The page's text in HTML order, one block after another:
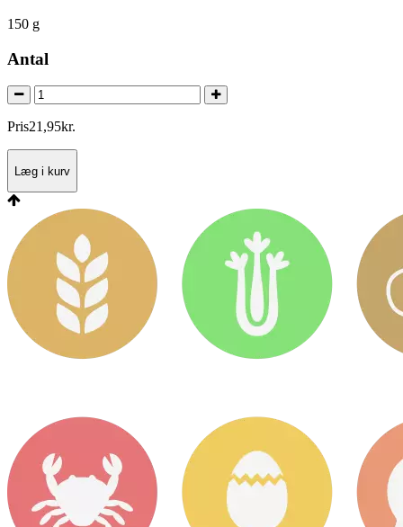
150 g
Antal
Pris21 ,95kr.
Læg i kurv